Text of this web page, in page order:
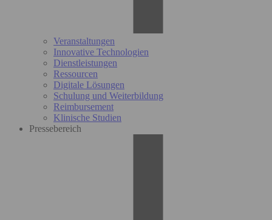
Veranstaltungen
Innovative Technologien
Dienstleistungen
Ressourcen
Digitale Lösungen
Schulung und Weiterbildung
Reimbursement
Klinische Studien
Pressebereich